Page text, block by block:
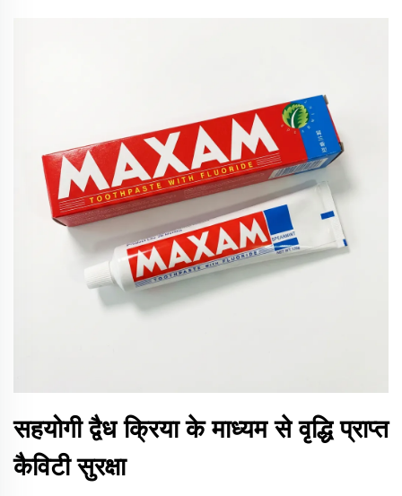
सहयोगी द्वैध क्रिया के माध्यम से वृद्धि प्राप्त
कैविटी सुरक्षा